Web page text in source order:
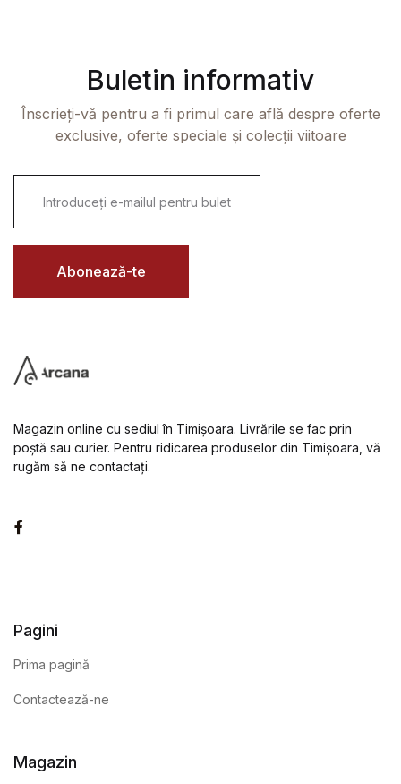
Buletin informativ
Înscrieți-vă pentru a fi primul care află despre oferte
exclusive, oferte speciale și colecții viitoare
i
l
Abonează-te
Magazin online cu sediul în Timișoara. Livrările se fac prin
poștă sau curier. Pentru ridicarea produselor din Timișoara, vă
rugăm să ne contactați.
Pagini
Prima pagină
Contactează-ne
Magazin